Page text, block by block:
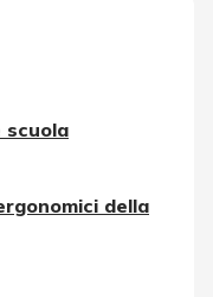
scuola
della